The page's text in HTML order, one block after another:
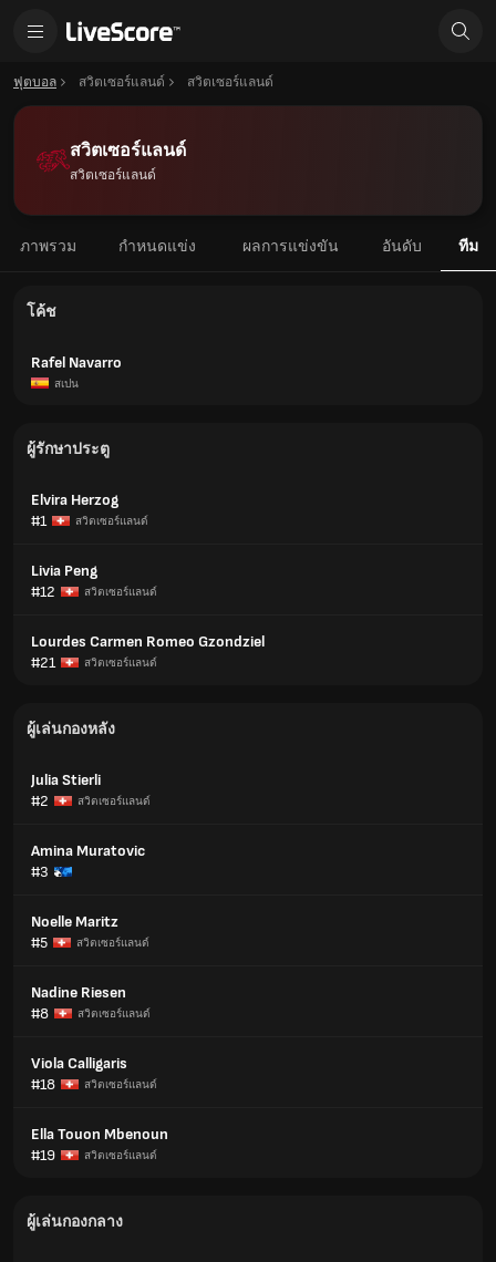
ฟุตบอล สวิตเซอร์แลนด์ สวิตเซอร์แลนด์
สวิตเซอร์แลนด์
สวิตเซอร์แลนด์
ภาพรวม กำหนดแข่ง ผลการแข่งขัน อันดับ ทีม
โค้ช
Rafel Navarro
สเปน
ผู้รักษาประตู
Elvira Herzog
#1
สวิตเซอร์แลนด์
Livia Peng
#12
สวิตเซอร์แลนด์
Lourdes Carmen Romeo Gzondziel
#21
สวิตเซอร์แลนด์
ผู้เล่นกองหลัง
Julia Stierli
#2
สวิตเซอร์แลนด์
Amina Muratovic
#3
Noelle Maritz
#5
สวิตเซอร์แลนด์
Nadine Riesen
#8
สวิตเซอร์แลนด์
Viola Calligaris
#18
สวิตเซอร์แลนด์
Ella Touon Mbenoun
#19
สวิตเซอร์แลนด์
ผู้เล่นกองกลาง